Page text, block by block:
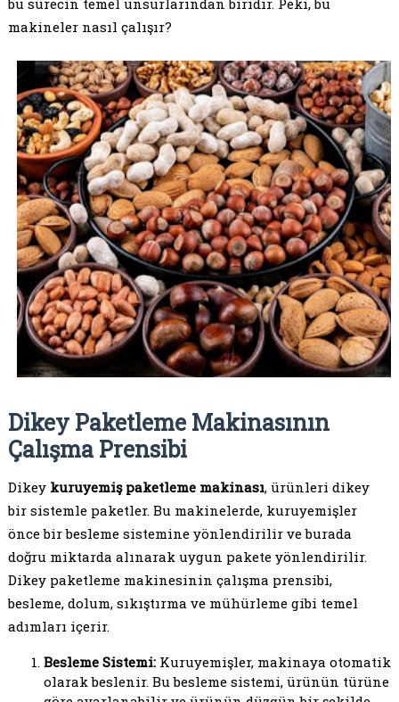
bu sürecin temel unsurlarından biridir. Peki, bu
makineler nasıl çalışır?
Dikey Paketleme Makinasının
Çalışma Prensibi
Dikey kuruyemiş paketleme makinası, ürünleri dikey
bir sistemle paketler. Bu makinelerde, kuruyemişler
önce bir besleme sistemine yönlendirilir ve burada
doğru miktarda alınarak uygun pakete yönlendirilir.
Dikey paketleme makinesinin çalışma prensibi,
besleme, dolum, sıkıştırma ve mühürleme gibi temel
adımları içerir.
Besleme Sistemi:Kuruyemişler, makinaya otomatik
olarak beslenir. Bu besleme sistemi, ürünün türüne